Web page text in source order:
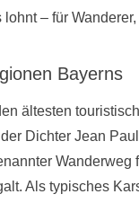
– für
Bayerns
ältesten
Dichter Jean
Als typisches